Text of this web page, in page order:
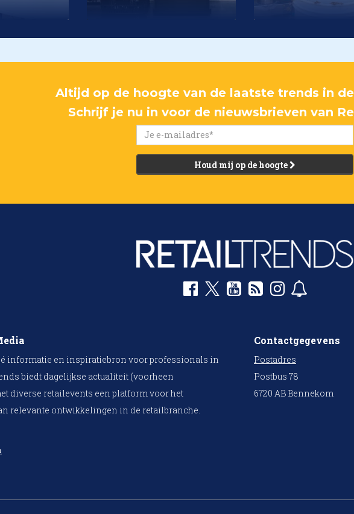
Altijd op de hoogte van de laatste trends in
Schrijf je nu in voor de nieuwsbrieven van
Houd mij op de hoogte
informatie en inspiratiebron voor professionals in
biedt dagelijkse actualiteit (voorheen
diverse retailevents een platform voor het
relevante ontwikkelingen in de retailbranche.
Contactgegevens
Postadres
Postbus 78
6720 AB Bennekom